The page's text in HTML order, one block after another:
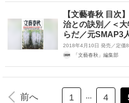
【文藝春秋 目次
治との訣別／＜
らだ／元SMAP3
2018年4月10日 発売／定価
「文藝春秋」編集部
前へ 1 ... 4